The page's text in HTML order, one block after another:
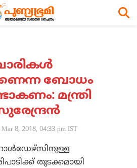
ബോധം
മന്ത്രി
Mar 8, 2018, 04:33 pm IST
തുടക്കമായി